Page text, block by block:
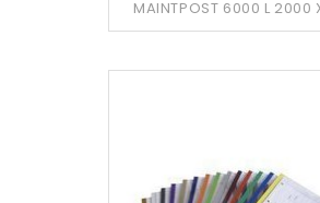
MAINTPOST 6000 L 2000